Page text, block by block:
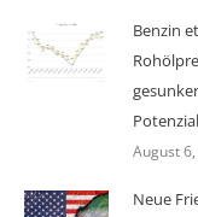
Benzin
August
Neue